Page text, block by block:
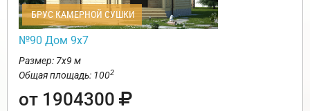
БРУС КАМЕРНОЙ СУШКИ
№90 Дом 9х7
Размер: 7х9 м
Общая площадь: 1002
от 1904300